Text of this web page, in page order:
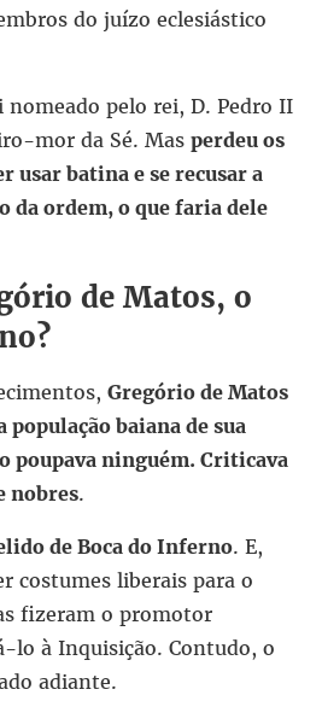
do juízo eclesiástico
pelo rei, D. Pedro II
mor da Sé. Mas perdeu os
usar batina e se recusar a
da ordem, o que faria dele
de Matos, o
Gregório de Matos
baiana de sua
poupava ninguém. Criticava
nobres.
de Boca do Inferno. E,
costumes liberais para o
fizeram o promotor
lo à Inquisição. Contudo, o
adiante.